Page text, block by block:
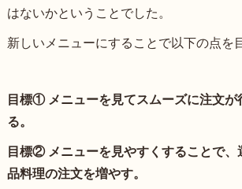
はないかということでした。
新しいメニューにすることで以下の点を
目標① メニューを見てスムーズに注文
る。
目標② メニューを見やすくすることで
品料理の注文を増やす。